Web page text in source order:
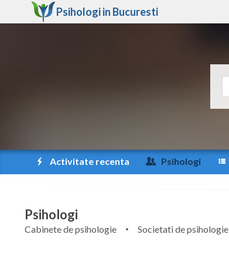
Psihologi in Bucuresti
Activitate recenta Psihologi
Psihologi
Cabinete de psihologie Societati de psihologie